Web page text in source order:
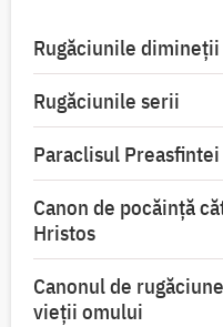
Rugăciunile dimineții
Rugăciunile serii
Paraclisul
Canon de pocăință
Hristos
Canonul de
vieții omului